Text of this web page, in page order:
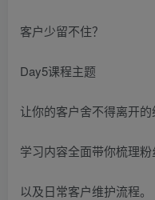
客户少留不住？
Day5课程主题
让你的客户舍不得离开的
学习内容全面带你梳理
以及日常客户维护流程。